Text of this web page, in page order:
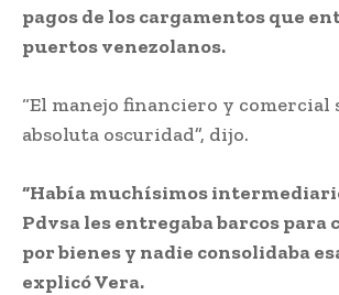
pagos de los cargamentos que
puertos venezolanos.
“El manejo financiero y comercial
absoluta oscuridad”, dijo.
“Había muchísimos
Pdvsa les entregaba barcos para
por bienes y nadie consolidaba
explicó Vera.